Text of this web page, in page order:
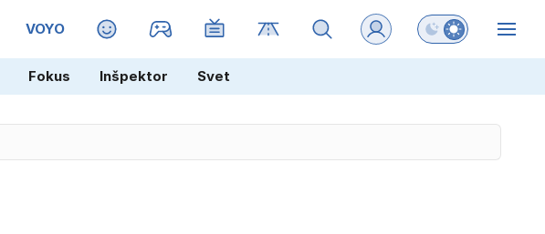
VOYO MAGAZIN Preklopi barvni
Fokus Inšpektor Svet